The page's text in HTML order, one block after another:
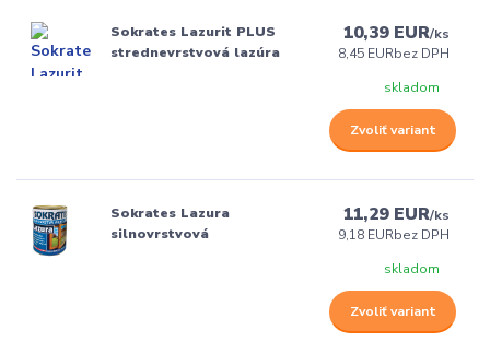
Sokrates Lazurit PLUS
strednevrstvová lazúra
10,39 EUR/ks
8,45 EURbez DPH
skladom
Zvoliť variant
Sokrates Lazura
silnovrstvová
11,29 EUR/ks
9,18 EURbez DPH
skladom
Zvoliť variant